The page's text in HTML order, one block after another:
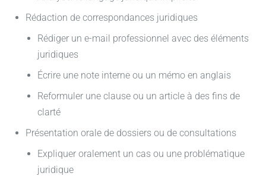
Rédaction de correspondances juridiques
Rédiger un e-mail professionnel avec des éléments
juridiques
Écrire une note interne ou un mémo en anglais
Reformuler une clause ou un article à des fins de
clarté
Présentation orale de dossiers ou de consultations
Expliquer oralement un cas ou une problématique
juridique